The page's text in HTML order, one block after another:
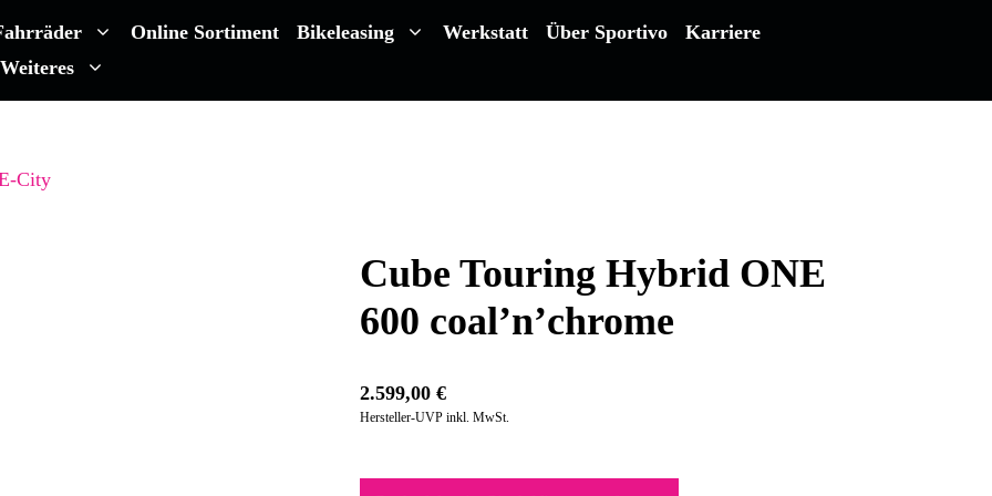
Online Sortiment Bikeleasing Werkstatt Über Sportivo
Karriere
Weiteres
City
Cube Touring Hybrid ONE
600 coal’n’chrome
2.599,00 €
Hersteller-UVP inkl. MwSt.